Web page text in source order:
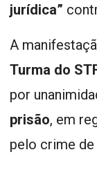
jurídica”
A
Turma do
por
prisão, em
pelo crime de